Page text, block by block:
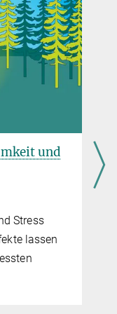
Brasília, Brazil
immensen Verluste
Klima haben,
Planck-Institut für
welche Chancen ein
und
Stress
lassen